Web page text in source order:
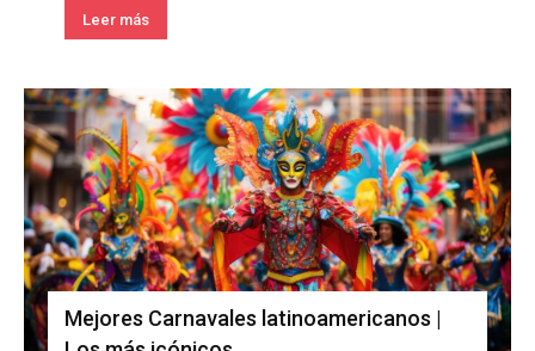
Leer más
Mejores Carnavales latinoamericanos |